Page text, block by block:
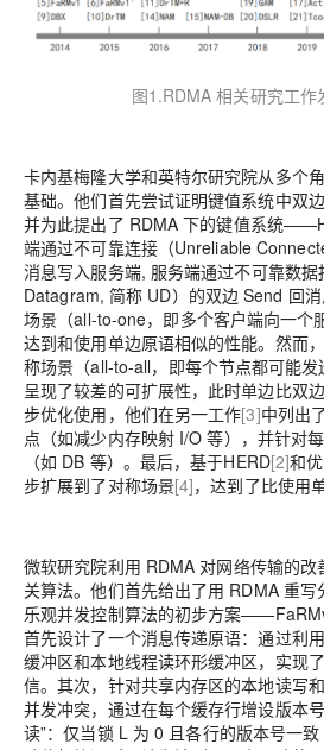
图1.RDMA 相关研究工作
卡内基梅隆大学和英特尔研究院从多个
基础。他们首先尝试证明键值系统中双
并为此提出了 RDMA 下的键值系统
端通过不可靠连接（Unreliable
消息写入服务端, 服务端通过不可靠数
Datagram, 简称 UD）的双边 Send 回
场景（all-to-one，即多个客户端向一个
达到和使用单边原语相似的性能。然而
称场景（all-to-all，即每个节点都可能
呈现了较差的可扩展性，此时单边比双
步优化使用，他们在另一工作[3]中列出
点（如减少内存映射 I/O 等），并针对
（如 DB 等）。最后，基于HERD[2]和
步扩展到了对称场景[4]，达到了比使用
微软研究院利用 RDMA 对网络传输的
关算法。他们首先给出了用 RDMA 重
乐观并发控制算法的初步方案
首先设计了一个消息传递原语：通过利
缓冲区和本地线程读环形缓冲区，实现
信。其次，针对共享内存区的本地读写
并发冲突，通过在每个缓存行增设版本
读”：仅当锁 L 为 0 且各行的版本号一